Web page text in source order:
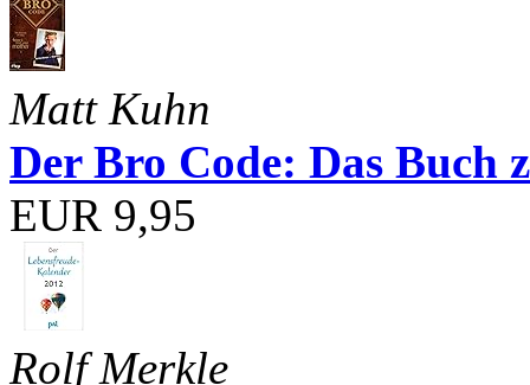
Matt Kuhn
Der Bro Code: Das Buch
EUR 9,95
Rolf Merkle